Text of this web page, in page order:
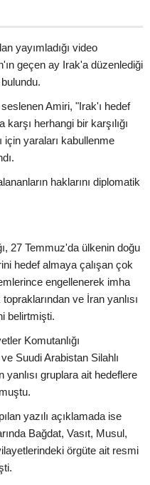
yayımladığı video
geçen ay Irak'a düzenlediği
Amiri, "Irak'ı hedef
karşı herhangi bir karşılığı
için yaraları kabullenme
haklarını diplomatik
27 Temmuz'da ülkenin doğu
hedef almaya çalışan çok
engellenerek imha
ve İran yanlısı
belirtmişti.
Komutanlığı
Suudi Arabistan Silahlı
gruplara ait hedeflere
yazılı açıklamada ise
Bağdat, Vasıt, Musul,
örgüte ait resmi